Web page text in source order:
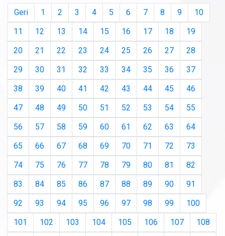
Geri 1 2 3 4 5 6 7 8 9
10
11
12 13 14 15 16 17 18
19
20
21 22 23 24 25 26 27
28
29
30 31 32 33 34 35 36
37
38
39 40 41 42 43 44 45
46
47
48 49 50 51 52 53 54
55
56
57 58 59 60 61 62 63
64
65
66 67 68 69 70 71 72
73
74
75 76 77 78 79 80 81
82
83
84 85 86 87 88 89 90
91
92
93 94 95 96 97 98 99
100
101
102 103 104 105 106 107
108